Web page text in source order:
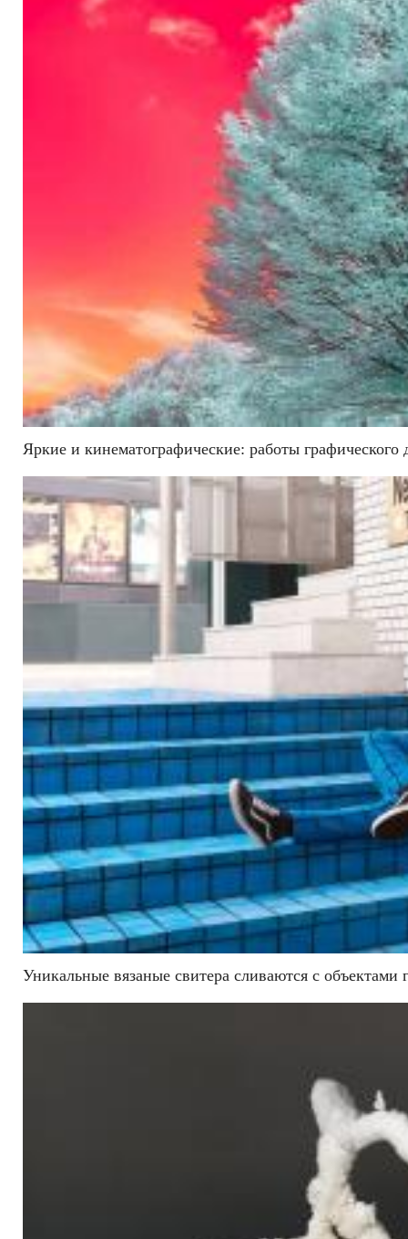
Яркие и кинематографические: работы
Уникальные вязаные свитера сливаются с объектами